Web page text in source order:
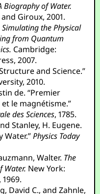
Biography of Water.
Giroux, 2001.
Simulating the Physical
from Quantum
Cambridge:
2007.
and Science.”
2010.
de. “Premier
le magnétisme.”
des Sciences, 1785.
Stanley, H. Eugene.
Water.”Physics Today
Walter. The
Water. New York:
David C., and Zahnle,